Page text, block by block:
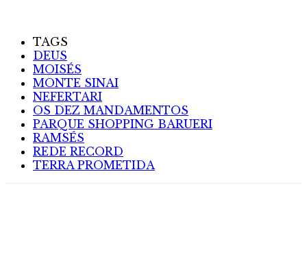
TAGS
DEUS
MOISÉS
MONTE SINAI
NEFERTARI
OS DEZ MANDAMENTOS
PARQUE SHOPPING BARUERI
RAMSÉS
REDE RECORD
TERRA PROMETIDA